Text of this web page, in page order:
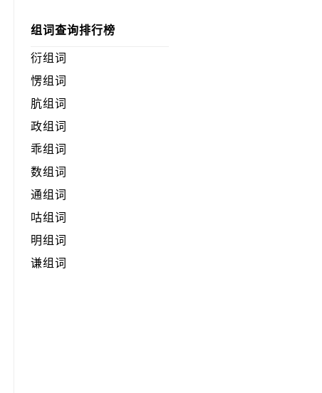
组词查询排行榜
衍组词
愣组词
肮组词
政组词
乖组词
数组词
通组词
咕组词
明组词
谦组词